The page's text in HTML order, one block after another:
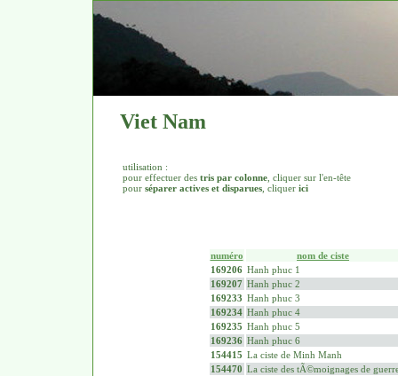
Viet Nam
utilisation :
pour effectuer des tris par colonne , cliquer sur l'en-tête
pour séparer actives et disparues , cliquer ici
numéro
nom de ciste
169206 Hanh phuc 1
169207 Hanh phuc 2
169233 Hanh phuc 3
169234 Hanh phuc 4
169235 Hanh phuc 5
169236 Hanh phuc 6
154415 La ciste de Minh Manh
154470 La ciste des tÃ©moignages de